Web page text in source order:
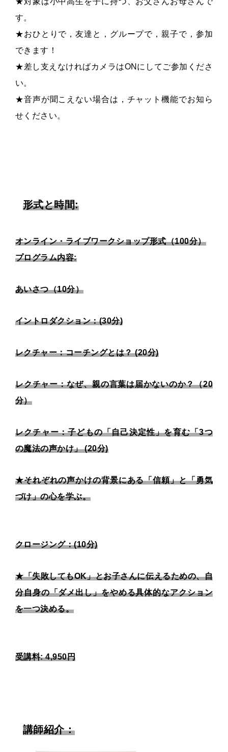
す。
★おひとりで，友達と，グループで，親子で，参加
できます！
★差し支えなければカメラはONにしてご参加くださ
い。
★音声が聞こえない場合は，チャット機能でお知ら
せください。
形式と時間:
オンライン・ライブワークショップ形式（100分）
プログラム内容:
あいさつ（10分）
イントロダクション：(30分)
レクチャー：コーチングとは？ (20分)
レクチャー：なぜ、親の言葉は届かないのか？（20
分）
レクチャー：子どもの「自己決定性」を育む「3つ
の魔法の声かけ」 (20分)
★それぞれの声かけの背景にある「信頼」と「勇気
づけ」の心を学ぶ。
クロージング：(10分)
★「失敗してもOK」とお子さんに伝えるための、自
分自身の「ダメ出し」をやめる具体的なアクション
を一つ決める。
受講料: 4,950円
講師紹介：